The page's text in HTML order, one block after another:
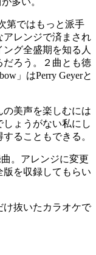
第ではもっと派手
アレンジで済まされ
グ全盛期を知る人
だろう。２曲とも徳
」はPerry Geyerと
美声を楽しむには
ょうがない私にし
ることもできる。
。アレンジに変更
を収録してもらい
抜いたカラオケで